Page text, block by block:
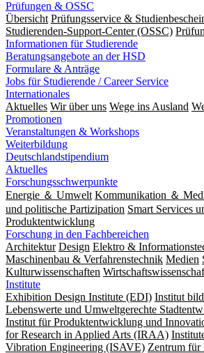
Prüfungen & OSSC
Übersicht Prüfungsservice &
Studierenden-Support-Center (OSSC)
Informationen für Studierende
Beratungsangebote an der HSD
Formulare & Anträge
Jobs für Studierende / Career Service
Internationales
Aktuelles Wir über uns Wege ins Ausland
Promotionen
Veranstaltungen & Workshops
Weiterbildung
Deutschlandstipendium
Aktuelles
Forschungsschwerpunkte
Energie ＆ Umwelt Kommunikation ＆
und politische Partizipation Smart Services
Produktentwicklung
Forschung in den Fachbereichen
Architektur Design Elektro &
Maschinenbau & Verfahrenstechnik Medien
Kulturwissenschaften
Institute
Exhibition Design Institute (EDI) Institut
Lebenswerte und Umweltgerechte
Institut für Produktentwicklung und
for Research in Applied Arts (IRAA)
Vibration Engineering (ISAVE) Zentrum für